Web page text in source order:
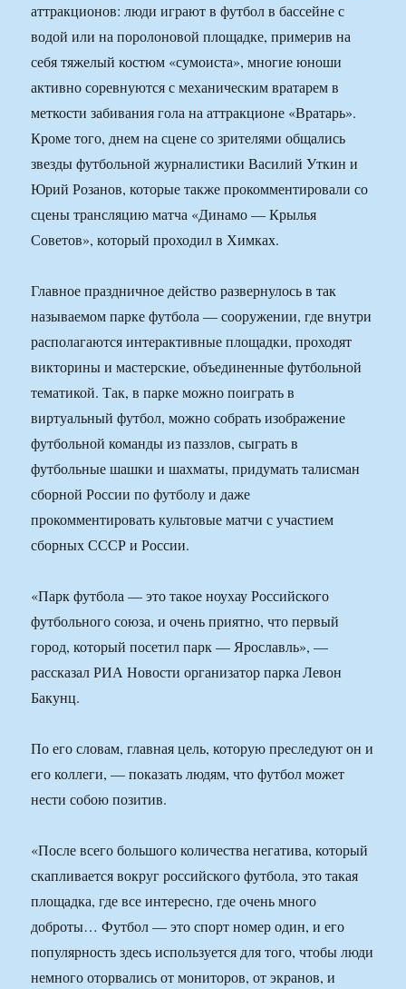
аттракционов: люди играют в футбол в бассейне с
водой или на поролоновой площадке, примерив на
себя тяжелый костюм «сумоиста», многие юноши
активно соревнуются с механическим вратарем в
меткости забивания гола на аттракционе «Вратарь».
Кроме того, днем на сцене со зрителями общались
звезды футбольной журналистики Василий Уткин и
Юрий Розанов, которые также прокомментировали со
сцены трансляцию матча «Динамо — Крылья
Советов», который проходил в Химках.
Главное праздничное действо развернулось в так
называемом парке футбола — сооружении, где внутри
располагаются интерактивные площадки, проходят
викторины и мастерские, объединенные футбольной
тематикой. Так, в парке можно поиграть в
виртуальный футбол, можно собрать изображение
футбольной команды из паззлов, сыграть в
футбольные шашки и шахматы, придумать талисман
сборной России по футболу и даже
прокомментировать культовые матчи с участием
сборных СССР и России.
«Парк футбола — это такое ноухау Российского
футбольного союза, и очень приятно, что первый
город, который посетил парк — Ярославль», —
рассказал РИА Новости организатор парка Левон
Бакунц.
По его словам, главная цель, которую преследуют он и
его коллеги, — показать людям, что футбол может
нести собою позитив.
«После всего большого количества негатива, который
скапливается вокруг российского футбола, это такая
площадка, где все интересно, где очень много
доброты… Футбол — это спорт номер один, и его
популярность здесь используется для того, чтобы люди
немного оторвались от мониторов, от экранов, и